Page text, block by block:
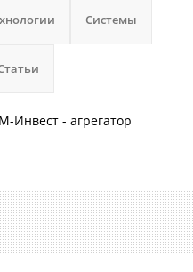
Системы
Инвест - агрегатор